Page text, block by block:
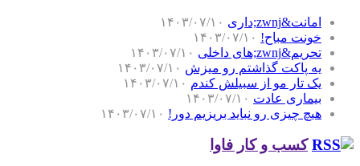
امانت&zwnj;داری
۱۴۰۳/۰۷/۱۰
خونت مباح! ۱۴۰۳/۰۷/۱۰
تحریم&zwnj;های داخلی
۱۴۰۳/۰۷/۱۰
یه پاکت گذاشتم رو میزش ۱۴۰۳/۰۷/۱۰
یک تار مو از سبیلش کندم ۱۴۰۳/۰۷/۱۰
بیماری عادت ۱۴۰۳/۰۷/۱۰
هیچ چیزی رو نباید بریزیم دور! ۱۴۰۳/۰۷/۱۰
کسب و کار فاوا